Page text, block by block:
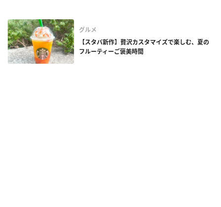
グルメ
【スタバ新作】贅沢カスタマイズで楽しむ、夏の
フルーティーご褒美時間